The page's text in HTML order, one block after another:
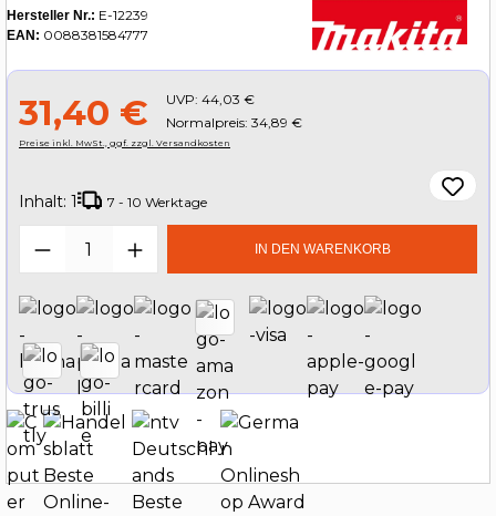
Hersteller Nr.: E-12239
EAN: 0088381584777
31,40 € UVP: 44,03 €
Normalpreis: 34,89 €
Preise inkl. MwSt., ggf. zzgl. Versandkosten
Inhalt: 1 7 - 10 Werktage
Produkt Anzahl: Gib denIN DEN WARENKORB